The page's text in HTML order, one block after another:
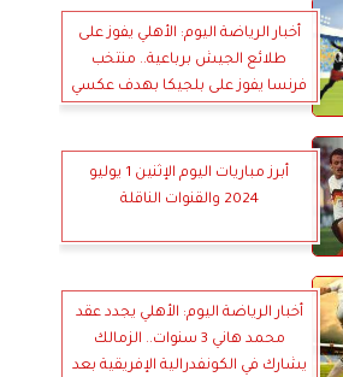
أخبار الرياضة اليوم: الأهلي يفوز على
طلائع الجيش برباعية.. منتخب
فرنسا يفوز على بلجيكا بهدف عكسي
أبرز مباريات اليوم الإثنين 1 يوليو
2024 والقنوات الناقلة
أخبار الرياضة اليوم: الأهلي يجدد عقد
محمد هاني 3 سنوات.. الزمالك
يشارك في الكونفدرالية الإفريقية بعد